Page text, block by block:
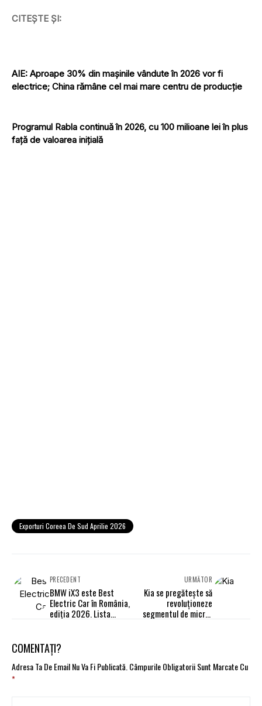
CITEȘTE ȘI:
AIE: Aproape 30% din mașinile vândute în 2026 vor fi
electrice; China rămâne cel mai mare centru de producție
Programul Rabla continuă în 2026, cu 100 milioane lei în plus
față de valoarea inițială
Exporturi Coreea De Sud Aprilie 2026
PRECEDENT
BMW iX3 este Best
Electric Car în România,
ediția 2026. Lista
URMĂTOR
Kia se pregătește să
revoluționeze
segmentul de micro-
COMENTAȚI?
Adresa Ta De Email Nu Va Fi Publicată.Câmpurile Obligatorii Sunt Marcate Cu
*